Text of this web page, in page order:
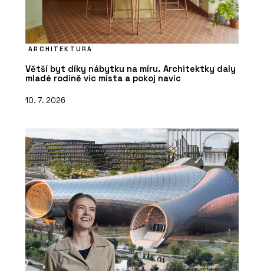
ARCHITEKTURA
Větší byt díky nábytku na míru. Architektky daly
mladé rodině víc místa a pokoj navíc
10. 7. 2026